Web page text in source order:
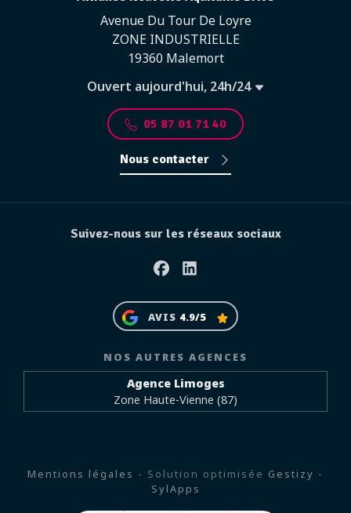
Avenue Du Tour De Loyre
ZONE INDUSTRIELLE
19360 Malemort
Ouvert aujourd'hui, 24h/24
05 87 01 71 40
Nous contacter
Suivez-nous sur les réseaux sociaux
FacebookLinkedin
AVIS 4.9/5
NOS AUTRES AGENCES
Agence Limoges
Zone Haute-Vienne (87)
Mentions légales - Solution optimisée Gestizy -
SylApps